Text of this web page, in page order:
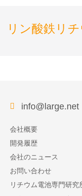
リン酸鉄リ
info@large.net
会社概要
開発履歴
会社のニュース
お問い合わせ
リチウム電池専門研究